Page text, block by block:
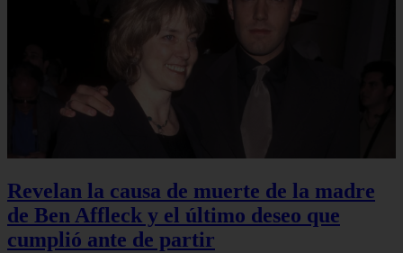
Revelan la causa de muerte de la madre
de Ben Affleck y el último deseo que
cumplió ante de partir